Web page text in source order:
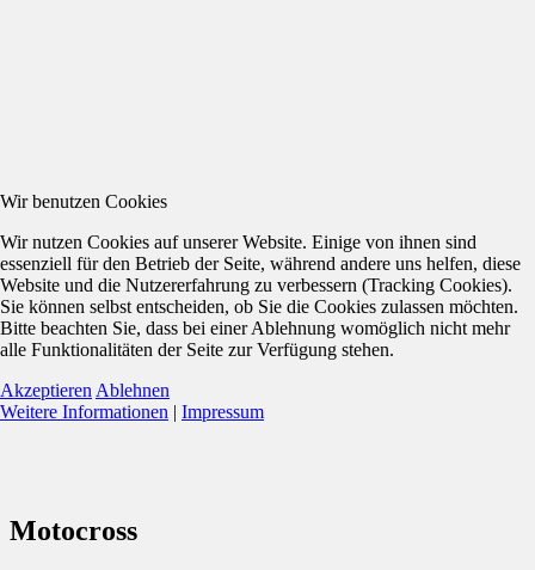
Motocross
Wir benutzen Cookies
Wir nutzen Cookies auf unserer Website. Einige von ihnen sind
essenziell für den Betrieb der Seite, während andere uns helfen, diese
Website und die Nutzererfahrung zu verbessern (Tracking Cookies).
Sie können selbst entscheiden, ob Sie die Cookies zulassen möchten.
Bitte beachten Sie, dass bei einer Ablehnung womöglich nicht mehr
alle Funktionalitäten der Seite zur Verfügung stehen.
Akzeptieren Ablehnen
Weitere Informationen | Impressum